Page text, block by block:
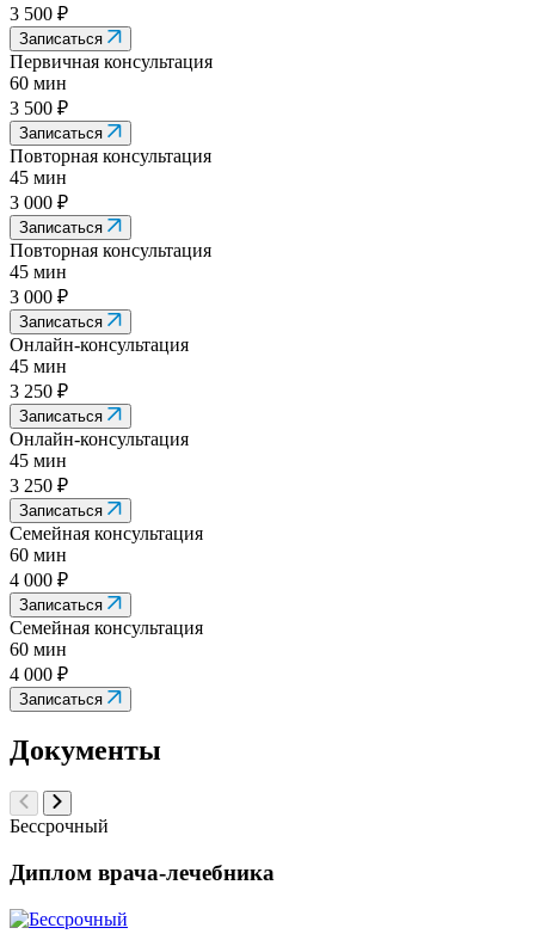
3 500 ₽
Записаться
Первичная консультация
60 мин
3 500 ₽
Записаться
Повторная консультация
45 мин
3 000 ₽
Записаться
Повторная консультация
45 мин
3 000 ₽
Записаться
Онлайн-консультация
45 мин
3 250 ₽
Записаться
Онлайн-консультация
45 мин
3 250 ₽
Записаться
Семейная консультация
60 мин
4 000 ₽
Записаться
Семейная консультация
60 мин
4 000 ₽
Записаться
Документы
Бессрочный
Диплом врача-лечебника